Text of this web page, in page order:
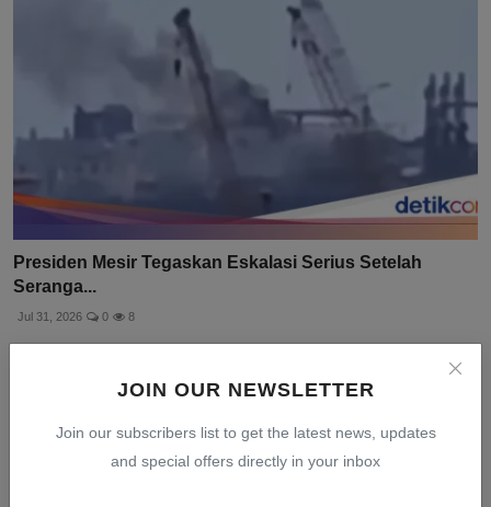
JOIN OUR NEWSLETTER
Join our subscribers list to get the latest news, updates
and special offers directly in your inbox
Presiden Mesir Tegaskan Eskalasi Serius Setelah
Seranga...
Jul 31, 2026 0 8